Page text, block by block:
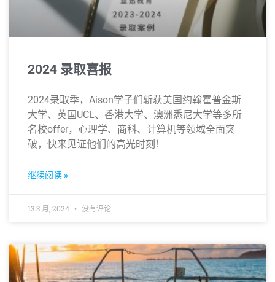
2024 录取喜报
2024录取季，Aison学子们斩获美国约翰霍普金斯
大学、英国UCL、香港大学、澳洲悉尼大学等多所
名校offer，心理学、商科、计算机等领域全面突
破，快来见证他们的高光时刻！
继续阅读 »
13 3 月, 2024 没有评论